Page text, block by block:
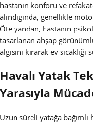
hastanın konforu ve
alındığında, genellikle
Öte yandan, hastanın
tasarlanan ahşap
algısını kırarak ev sıcaklığı
Havalı Yatak
Yarasıyla
Uzun süreli yatağa bağımlı